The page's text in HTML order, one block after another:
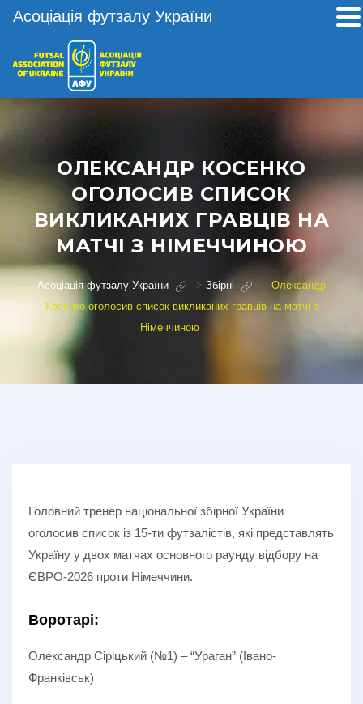
ОЛЕКСАНДР КОСЕНКО
ОГОЛОСИВ СПИСОК
ВИКЛИКАНИХ ГРАВЦІВ НА
МАТЧІ З НІМЕЧЧИНОЮ
Асоціація футзалу України > Збірні
Олександр
Косенко оголосив список викликаних гравців на матчі з
Німеччиною
Головний тренер національної збірної України
оголосив список із 15-ти футзалістів, які представлять
Україну у двох матчах основного раунду відбору на
ЄВРО-2026 проти Німеччини.
Воротарі:
Олександр Сіріцький (№1) – “Ураган” (Івано-
Франківськ)
Асоціація футзалу України